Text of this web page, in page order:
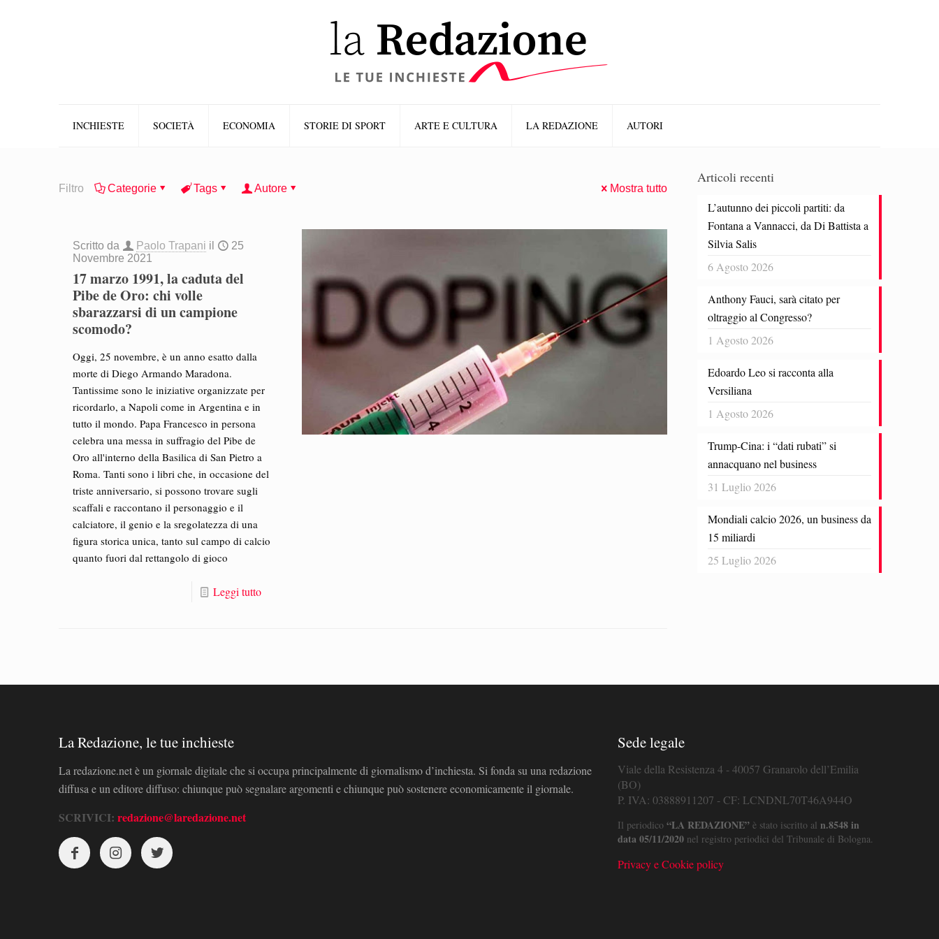
INCHIESTE SOCIETÀ ECONOMIA STORIE DI SPORT ARTE E CULTURA LA REDAZIONE AUTORI
Filtro Categorie Tags Autore Mostra tutto
Scritto da Paolo Trapani il
25
Novembre 2021
17 marzo 1991, la caduta del
Pibe de Oro: chi volle
sbarazzarsi di un campione
scomodo?
Oggi, 25 novembre, è un anno esatto dalla
morte di Diego Armando Maradona.
Tantissime sono le iniziative organizzate per
ricordarlo, a Napoli come in Argentina e in
tutto il mondo. Papa Francesco in persona
celebra una messa in suffragio del Pibe de
Oro all'interno della Basilica di San Pietro a
Roma. Tanti sono i libri che, in occasione del
triste anniversario, si possono trovare sugli
scaffali e raccontano il personaggio e il
calciatore, il genio e la sregolatezza di una
figura storica unica, tanto sul campo di calcio
quanto fuori dal rettangolo di gioco
Leggi tutto
Articoli recenti
L’autunno dei piccoli partiti: da
Fontana a Vannacci, da Di Battista a
Silvia Salis
6 Agosto 2026
Anthony Fauci, sarà citato per
oltraggio al Congresso?
1 Agosto 2026
Edoardo Leo si racconta alla
Versiliana
1 Agosto 2026
Trump-Cina: i “dati rubati” si
annacquano nel business
31 Luglio 2026
Mondiali calcio 2026, un business da
15 miliardi
25 Luglio 2026
La Redazione, le tue inchieste
La redazione.net è un giornale digitale che si occupa principalmente di giornalismo d’inchiesta. Si fonda su una redazione
diffusa e un editore diffuso: chiunque può segnalare argomenti e chiunque può sostenere economicamente il giornale.
SCRIVICI: redazione@laredazione.net
Sede legale
Viale della Resistenza 4 - 40057 Granarolo dell’Emilia
(BO)
P. IVA: 03888911207 - CF: LCNDNL70T46A944O
Il periodico “LA REDAZIONE”è stato iscritto al n.8548 in
data 05/11/2020nel registro periodici del Tribunale di Bologna.
Privacy e Cookie policy